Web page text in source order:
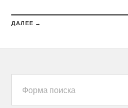
ДАЛЕЕ →